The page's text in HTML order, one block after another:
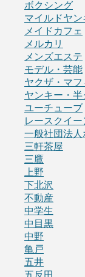
ボクシング
マイルドヤン
メイドカフェ
メルカリ
メンズエステ
モデル・芸能
ヤクザ・マフ
ヤンキー・半
ユーチューブ
レースクイ
一般社団法
三軒茶屋
三鷹
上野
下北沢
不動産
中学生
中目黒
中野
亀戸
五井
五反田